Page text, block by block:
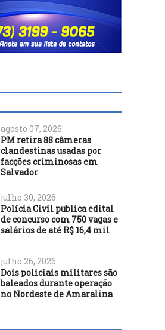
agosto 07, 2026
PM retira 88 câmeras
clandestinas usadas por
facções criminosas em
Salvador
julho 30, 2026
Polícia Civil publica edital
de concurso com 750 vagas e
salários de até R$ 16,4 mil
julho 26, 2026
Dois policiais militares são
baleados durante operação
no Nordeste de Amaralina